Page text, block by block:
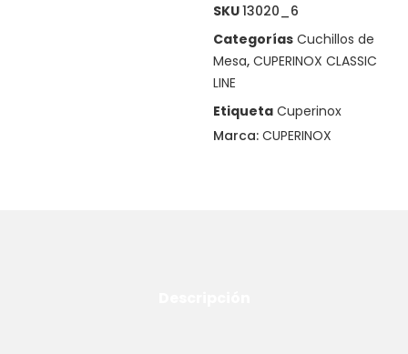
SKU13020_6
Categorías Cuchillos de
Mesa, CUPERINOX CLASSIC
LINE
Etiqueta Cuperinox
Marca: CUPERINOX